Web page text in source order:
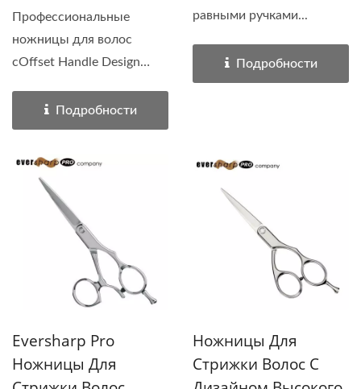
Профессиональные
ножницы для волос
сOffset Handle Design
Подробности
равными ручками...
Подробности
Eversharp Pro
Ножницы Для
Ножницы Для
Стрижки Волос С